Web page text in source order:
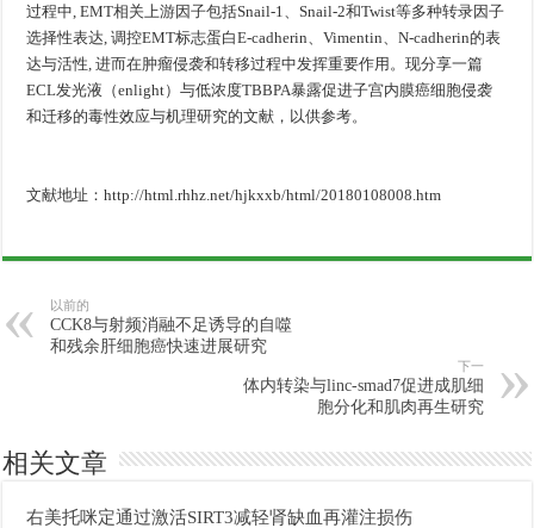
过程中, EMT相关上游因子包括Snail-1、Snail-2和Twist等多种转录因子
选择性表达, 调控EMT标志蛋白E-cadherin、Vimentin、N-cadherin的表
达与活性, 进而在肿瘤侵袭和转移过程中发挥重要作用。现分享一篇
ECL发光液（enlight）与低浓度TBBPA暴露促进子宫内膜癌细胞侵袭
和迁移的毒性效应与机理研究的文献，以供参考。
文献地址：http://html.rhhz.net/hjkxxb/html/20180108008.htm
以前的
CCK8与射频消融不足诱导的自噬
和残余肝细胞癌快速进展研究
下一
体内转染与linc-smad7促进成肌细
胞分化和肌肉再生研究
相关文章
右美托咪定通过激活SIRT3减轻肾缺血再灌注损伤